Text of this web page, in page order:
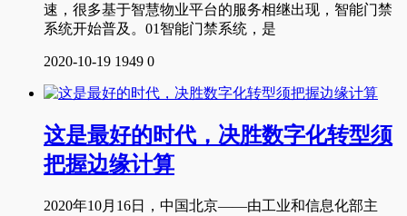
速，很多基于智慧物业平台的服务相继出现，智能门禁
系统开始普及。01智能门禁系统，是
2020-10-19 1949 0
这是最好的时代，决胜数字化转型须
把握边缘计算
2020年10月16日，中国北京——由工业和信息化部主